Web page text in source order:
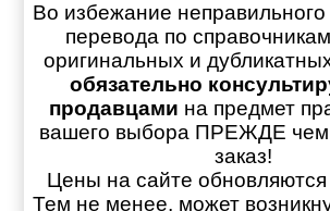
Во избежание
перевода по
оригинальных и
обязательно
продавцами на предмет
вашего выбора ПРЕЖДЕ чем
заказ!
Цены на сайте обновляются
Тем не менее, может